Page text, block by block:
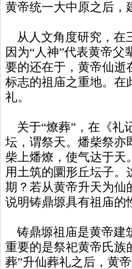
黄帝统一大中原之后，
从人文角度研究，在
因为“人神”代表黄帝
要的还在于，黄帝仙逝
标志的祖庙之重地。在
礼。
关于“燎葬”，在《礼
坛，谓祭天。燔柴祭亦
柴上燔燎，使气达于天
用土筑的圜形丘坛子
期？若从黄帝升天为仙
说明铸鼎塬具有祖庙的
铸鼎塬祖庙是黄帝建
重要的是祭祀黄帝氏族
葬”升仙葬礼之后，黄